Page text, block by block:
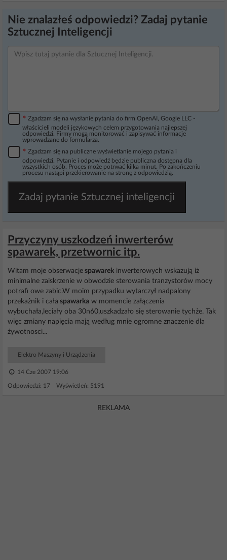
Nie znalazłeś odpowiedzi? Zadaj pytanie
Sztucznej Inteligencji
* Zgadzam się na wysłanie pytania do firm OpenAI, Google LLC -
właścicieli modeli językowych celem przygotowania najlepszej
odpowiedzi. Firmy mogą monitorować i zapisywać informacje
wprowadzane do formularza.
* Zgadzam się na publiczne wyświetlanie mojego pytania i
odpowiedzi. Pytanie i odpowiedź będzie publiczna dostępna dla
wszystkich osób. Proces może potrwać kilka minut. Po zakończeniu
procesu nastąpi przekierowanie na stronę z odpowiedzią.
Zadaj pytanie Sztucznej inteligencji
Przyczyny uszkodzeń inwerterów
spawarek, przetwornic itp.
Witam moje obserwacje spawarek inwerterowych wskazują iż
minimalne zaiskrzenie w obwodzie sterowania tranzystorów mocy
potrafi owe zabic.W moim przypadku wytarczył nadpalony
przekażnik i cała spawarka w momencie załączenia
wybuchała,leciały oba 30n60,uszkadzało się sterowanie tychże. Tak
więc zmiany napięcia mają według mnie ogromne znaczenie dla
żywotnosci...
Elektro Maszyny i Urządzenia
14 Cze 2007 19:06
Odpowiedzi: 17 Wyświetleń: 5191
REKLAMA